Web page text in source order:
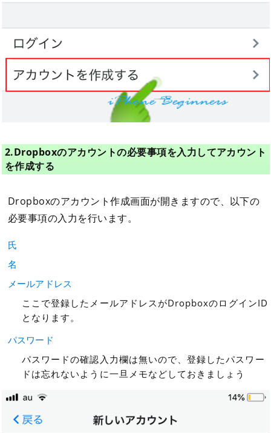
2.Dropboxのアカウントの必要事項を入力してアカウント
を作成する
Dropboxのアカウント作成画面が開きますので、以下の
必要事項の入力を行います。
氏
名
メールアドレス
ここで登録したメールアドレスがDropboxのログインID
となります。
パスワード
パスワードの確認入力欄は無いので、登録したパスワー
ドは忘れないように一旦メモなどしておきましょう